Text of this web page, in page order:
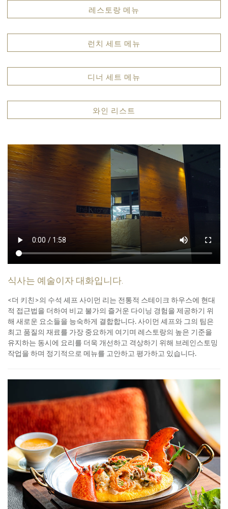
레스토랑 메뉴
런치 세트 메뉴
디너 세트 메뉴
와인 리스트
식사는 예술이자 대화입니다.
<더 키친>의 수석 셰프 사이먼 리는 전통적 스테이크 하우스에 현대
적 접근법을 더하여 비교 불가의 즐거운 다이닝 경험을 제공하기 위
해 새로운 요소들을 능숙하게 결합합니다. 사이먼 셰프와 그의 팀은
최고 품질의 재료를 가장 중요하게 여기며 레스토랑의 높은 기준을
유지하는 동시에 요리를 더욱 개선하고 격상하기 위해 브레인스토밍
작업을 하며 정기적으로 메뉴를 고안하고 평가하고 있습니다.